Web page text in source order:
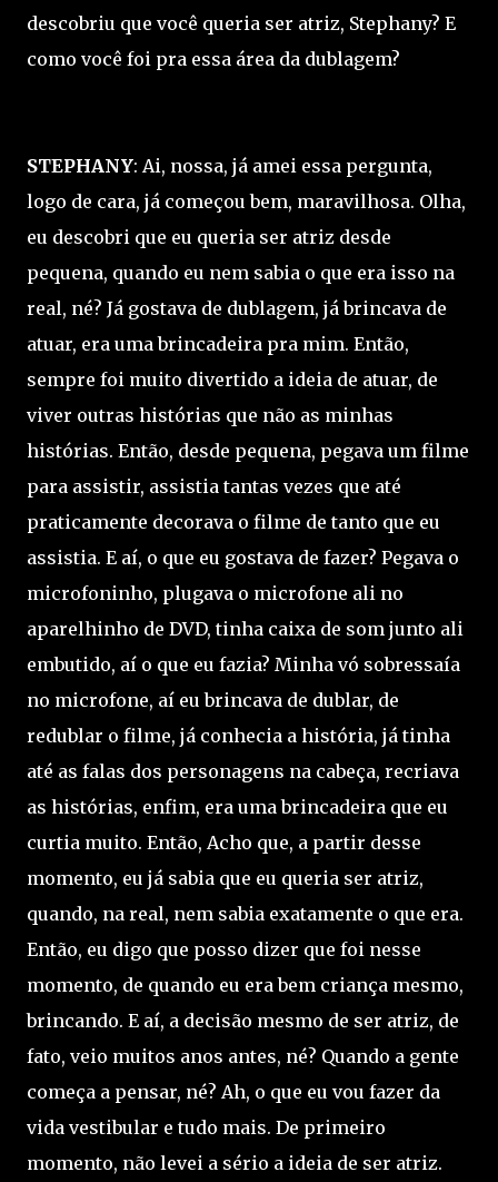
descobriu que você queria ser atriz, Stephany? E
como você foi pra essa área da dublagem?
STEPHANY: Ai, nossa, já amei essa pergunta,
logo de cara, já começou bem, maravilhosa. Olha,
eu descobri que eu queria ser atriz desde
pequena, quando eu nem sabia o que era isso na
real, né? Já gostava de dublagem, já brincava de
atuar, era uma brincadeira pra mim. Então,
sempre foi muito divertido a ideia de atuar, de
viver outras histórias que não as minhas
histórias. Então, desde pequena, pegava um filme
para assistir, assistia tantas vezes que até
praticamente decorava o filme de tanto que eu
assistia. E aí, o que eu gostava de fazer? Pegava o
microfoninho, plugava o microfone ali no
aparelhinho de DVD, tinha caixa de som junto ali
embutido, aí o que eu fazia? Minha vó sobressaía
no microfone, aí eu brincava de dublar, de
redublar o filme, já conhecia a história, já tinha
até as falas dos personagens na cabeça, recriava
as histórias, enfim, era uma brincadeira que eu
curtia muito. Então, Acho que, a partir desse
momento, eu já sabia que eu queria ser atriz,
quando, na real, nem sabia exatamente o que era.
Então, eu digo que posso dizer que foi nesse
momento, de quando eu era bem criança mesmo,
brincando. E aí, a decisão mesmo de ser atriz, de
fato, veio muitos anos antes, né? Quando a gente
começa a pensar, né? Ah, o que eu vou fazer da
vida vestibular e tudo mais. De primeiro
momento, não levei a sério a ideia de ser atriz.